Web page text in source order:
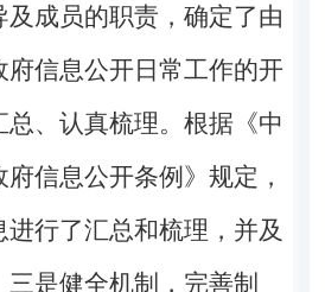
成员的职责，确定了由
府信息公开日常工作的开
总、认真梳理。根据《中
信息公开条例》规定，
行了汇总和梳理，并及
是健全机制，完善制